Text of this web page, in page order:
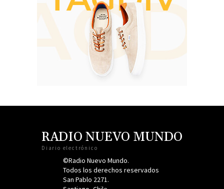
RADIO NUEVO MUNDO
Diario electrónico
©Radio Nuevo Mundo.
Todos los derechos reservados
San Pablo 2271.